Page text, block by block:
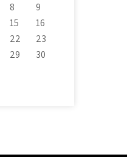
8
9
15
16
22
23
29
30